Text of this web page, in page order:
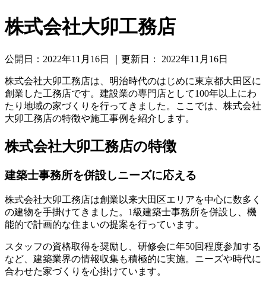
株式会社大卯工務店
公開日： 2022年11月16日 ｜更新日： 2022年11月16日
株式会社大卯工務店は、明治時代のはじめに東京都大田区に
創業した工務店です。建設業の専門店として100年以上にわ
たり地域の家づくりを行ってきました。ここでは、株式会社
大卯工務店の特徴や施工事例を紹介します。
株式会社大卯工務店の特徴
建築士事務所を併設しニーズに応える
株式会社大卯工務店は創業以来大田区エリアを中心に数多く
の建物を手掛けてきました。1級建築士事務所を併設し、機
能的で計画的な住まいの提案を行っています。
スタッフの資格取得を奨励し、研修会に年50回程度参加する
など、建築業界の情報収集も積極的に実施。ニーズや時代に
合わせた家づくりを心掛けています。